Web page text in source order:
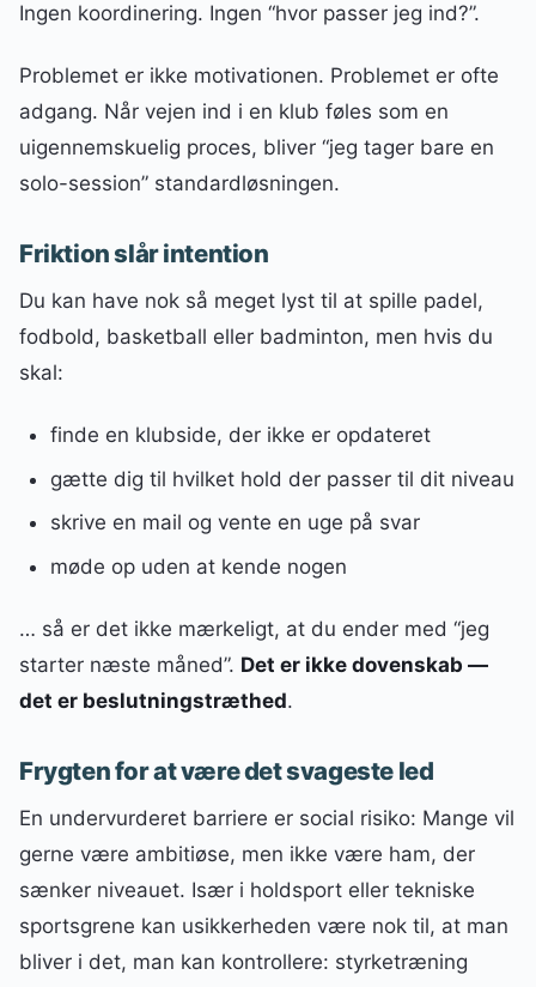
Ingen koordinering. Ingen “hvor passer jeg ind?”.
Problemet er ikke motivationen. Problemet er ofte
adgang. Når vejen ind i en klub føles som en
uigennemskuelig proces, bliver “jeg tager bare en
solo-session” standardløsningen.
Friktion slår intention
Du kan have nok så meget lyst til at spille padel,
fodbold, basketball eller badminton, men hvis du
skal:
finde en klubside, der ikke er opdateret
gætte dig til hvilket hold der passer til dit niveau
skrive en mail og vente en uge på svar
møde op uden at kende nogen
… så er det ikke mærkeligt, at du ender med “jeg
starter næste måned”. Det er ikke dovenskab —
det er beslutningstræthed.
Frygten for at være det svageste led
En undervurderet barriere er social risiko: Mange vil
gerne være ambitiøse, men ikke være ham, der
sænker niveauet. Især i holdsport eller tekniske
sportsgrene kan usikkerheden være nok til, at man
bliver i det, man kan kontrollere: styrketræning